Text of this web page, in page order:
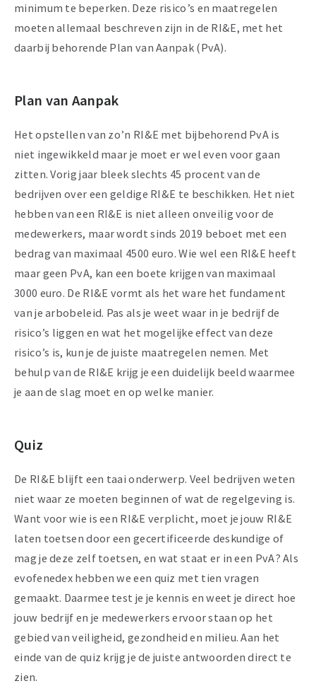
minimum te beperken. Deze risico’s en maatregelen
moeten allemaal beschreven zijn in de RI&E, met het
daarbij behorende Plan van Aanpak (PvA).
Plan van Aanpak
Het opstellen van zo’n RI&E met bijbehorend PvA is
niet ingewikkeld maar je moet er wel even voor gaan
zitten. Vorig jaar bleek slechts 45 procent van de
bedrijven over een geldige RI&E te beschikken. Het niet
hebben van een RI&E is niet alleen onveilig voor de
medewerkers, maar wordt sinds 2019 beboet met een
bedrag van maximaal 4500 euro. Wie wel een RI&E heeft
maar geen PvA, kan een boete krijgen van maximaal
3000 euro. De RI&E vormt als het ware het fundament
van je arbobeleid. Pas als je weet waar in je bedrijf de
risico’s liggen en wat het mogelijke effect van deze
risico’s is, kun je de juiste maatregelen nemen. Met
behulp van de RI&E krijg je een duidelijk beeld waarmee
je aan de slag moet en op welke manier.
Quiz
De RI&E blijft een taai onderwerp. Veel bedrijven weten
niet waar ze moeten beginnen of wat de regelgeving is.
Want voor wie is een RI&E verplicht, moet je jouw RI&E
laten toetsen door een gecertificeerde deskundige of
mag je deze zelf toetsen, en wat staat er in een PvA? Als
evofenedex hebben we een quiz met tien vragen
gemaakt. Daarmee test je je kennis en weet je direct hoe
jouw bedrijf en je medewerkers ervoor staan op het
gebied van veiligheid, gezondheid en milieu. Aan het
einde van de quiz krijg je de juiste antwoorden direct te
zien.